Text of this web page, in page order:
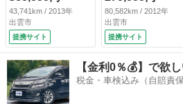
トライト ＨＩＤ
スマートキー 電動
格納ミラー ベンチ
シート ＣＶＴ 盗
難防止システム Ａ
ＢＳ ＣＤ ミュー
ジックプレイヤー接
続可 アルミホイー
43,741km / 2013年
出雲市
提携サイト
タート 左電動スラ
イドドア スマート
キー オートライ
ト サイドエアバ
グ オートエアコン
（検9.2）
80,582km / 2012年
出雲市
提携サイト
【金利0％💰】で欲
税金・車検込み（自賠責